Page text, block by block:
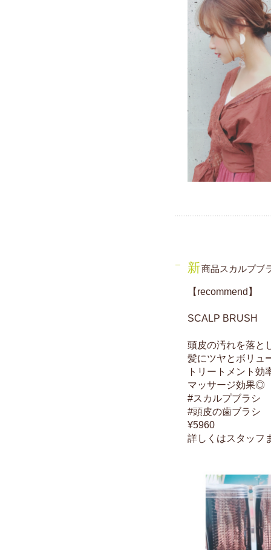
新商品スカルプブ
【recommend】
SCALP BRUSH
頭皮の汚れを落と
髪にツヤとボリュ
トリートメント
マッサージ効果◎
#スカルプブラシ
#頭皮の歯ブラシ
¥5960
詳しくはスタッフ